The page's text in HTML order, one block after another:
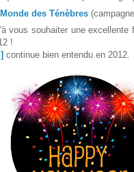
des Ténèbres
vous souhaiter une
!
continue bien entendu en 2012.